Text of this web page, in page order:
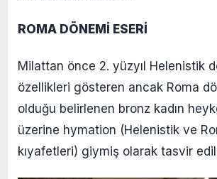
ROMA DÖNEMİ ESERİ
Milattan önce 2. yüzyıl Helenistik
özellikleri gösteren ancak Roma
olduğu belirlenen bronz kadın
üzerine hymation (Helenistik ve
kıyafetleri) giymiş olarak tasvir